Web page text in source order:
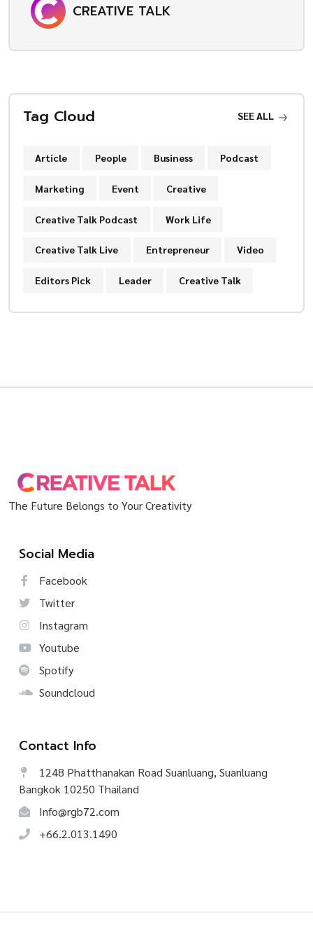
CREATIVE TALK
Tag Cloud SEE ALL
Article People Business Podcast
Marketing Event Creative
Creative Talk Podcast Work Life
Creative Talk Live Entrepreneur Video
Editors Pick Leader Creative Talk
The Future Belongs to Your Creativity
Social Media
Facebook
Twitter
Instagram
Youtube
Spotify
Soundcloud
Contact Info
1248 Phatthanakan Road Suanluang, Suanluang
Bangkok 10250 Thailand
Info@rgb72.com
+66.2.013.1490